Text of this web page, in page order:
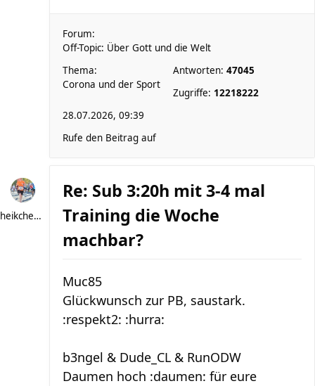
Forum:
Off-Topic: Über Gott und die Welt
Thema:
Corona und der Sport
Antworten: 47045
Zugriffe: 12218222
28.07.2026, 09:39
Rufe den Beitrag auf
heikchen007
Re: Sub 3:20h mit 3-4 mal
Training die Woche
machbar?
Muc85
Glückwunsch zur PB, saustark.
:respekt2: :hurra:
b3ngel & Dude_CL & RunODW
Daumen hoch :daumen: für eure